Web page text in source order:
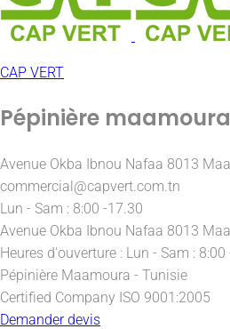
CAP VERT
Pépinière maamoura
Avenue Okba Ibnou Nafaa 8013
commercial@capvert.com.tn
Lun - Sam : 8:00 -17.30
Avenue Okba Ibnou Nafaa 8013
Heures d'ouverture : Lun - Sam : 8:00
Pépinière Maamoura - Tunisie
Certified Company ISO 9001:2005
Demander devis